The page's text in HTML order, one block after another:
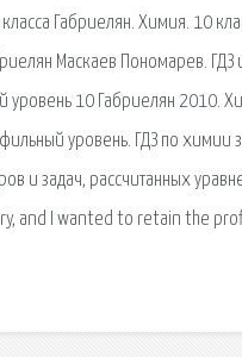
Габриелян. Химия. 10
Маскаев Пономарев.
10 Габриелян 2010.
уровень. ГДЗ по химии
и задач, рассчитанных
and I wanted to retain the